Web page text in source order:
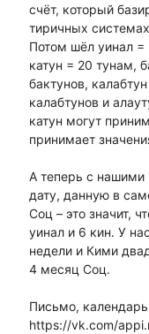
счёт, который
тиричных
Потом шёл уинал =
катун = 20 тунам,
бактунов,
калабтунов и
катун могут
принимает
А теперь с
дату, данную в
Соц – это значит,
уинал и 6 кин. У
недели и Кими
4 месяц Соц.
Письмо,
https://vk.com/